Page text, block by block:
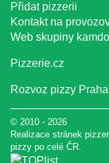
Přidat pizzerii
Kontakt na
Web skupiny
Pizzerie.cz
Rozvoz pizzy Praha
© 2010 - 2026
Realizace stránek
pizzy po celé ČR.